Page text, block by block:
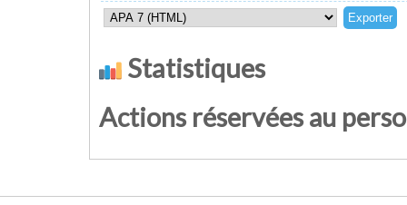
Statistiques
Actions réservées au